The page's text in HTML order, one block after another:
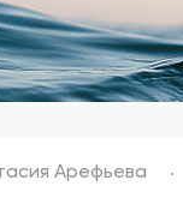
Арефьева